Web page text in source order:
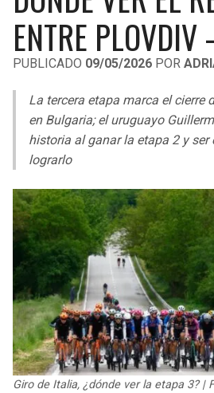
LIGA DE EXPANSIÓN MX
LEAGUES CUP
UEFA EUROPA LEAGUE
UEFA CONFERENCE LEAGUE
COPA LIBERTADORES
COPA SUDAMERICANA
LIGA BETPLAY
OTRAS LIGAS
RAIDERS
RAVENS
BENGALS
BROWNS
STEELERS
TEXANS
COLTS
JAGUARS
CAVALIERS
PACERS
BUCKS
HAWKS
HORNETS
MAGIC
WIZARDS
ENTRE PLOVDIV
PUBLICADO 09/05/2026 POR
La tercera etapa marca el cierre
en Bulgaria; el uruguayo
historia al ganar la etapa 2 y ser
lograrlo
Giro de Italia, ¿dónde ver la etapa 3? |